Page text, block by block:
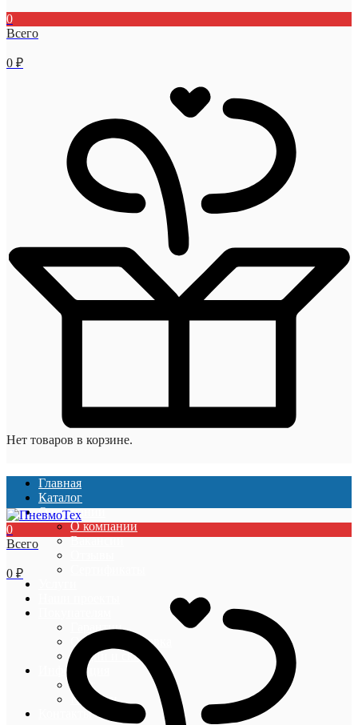
0
Всего
0 ₽
Нет товаров в корзине.
Главная
Каталог
О компании
О компании
Вакансии
Гарантии
Оплата и доставка
Акции и скидки
Информация
Блог
Новости
Контакты
0
Всего
0 ₽